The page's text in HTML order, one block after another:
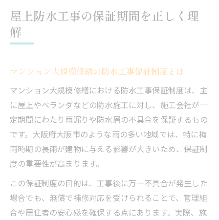
屋上防水工事の保証期間を正しく理
解
マンション大規模修繕の防水工事保証制度とは
マンション大規模修繕における防水工事保証制度は、主
に屋上やベランダなどの防水施工に対し、施工会社が一
定期間にわたり雨漏りや防水層の不具合を保証するもの
です。大阪府大阪市のような雨の多い地域では、特に梅
雨時期の長雨が建物に与える影響が大きいため、保証制
度の重要性が高まります。
この保証制度の目的は、工事後に万一不具合が発生した
場合でも、無償で補修対応を受けられることで、管理組
合や居住者の安心感を確保する点にあります。実際、施